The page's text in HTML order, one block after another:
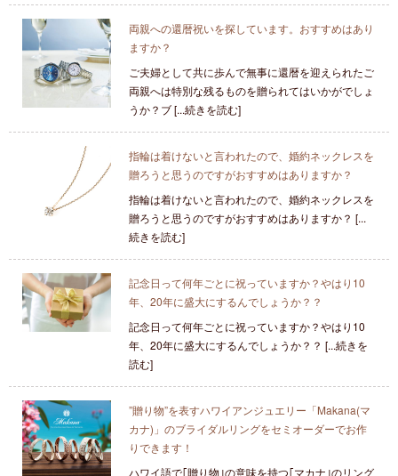
両親への還暦祝いを探しています。おすすめはあり
ますか？
ご夫婦として共に歩んで無事に還暦を迎えられたご
両親へは特別な残るものを贈られてはいかがでしょ
うか？ブ [...続きを読む]
指輪は着けないと言われたので、婚約ネックレスを
贈ろうと思うのですがおすすめはありますか？
指輪は着けないと言われたので、婚約ネックレスを
贈ろうと思うのですがおすすめはありますか？ [...
続きを読む]
記念日って何年ごとに祝っていますか？やはり10
年、20年に盛大にするんでしょうか？？
記念日って何年ごとに祝っていますか？やはり10
年、20年に盛大にするんでしょうか？？ [...続きを
読む]
”贈り物”を表すハワイアンジュエリー「Makana(マ
カナ)」のブライダルリングをセミオーダーでお作
りできます！
ハワイ語で｢贈り物｣の意味を持つ｢マカナ｣のリング